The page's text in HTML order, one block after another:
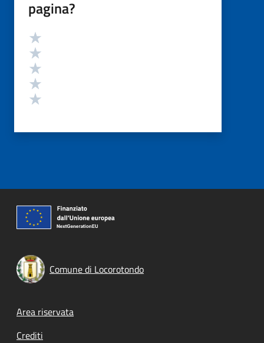
pagina?
Valutazione
Comune di Locorotondo
Footer menu
Area riservata
Crediti